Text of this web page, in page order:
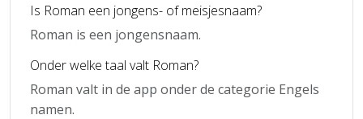
Is Roman een jongens- of meisjesnaam?
Roman is een jongensnaam.
Onder welke taal valt Roman?
Roman valt in de app onder de categorie Engels
namen.